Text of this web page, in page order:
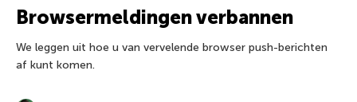
Browsermeldingen verbannen
We leggen uit hoe u van vervelende browser push-berichten
af kunt komen.